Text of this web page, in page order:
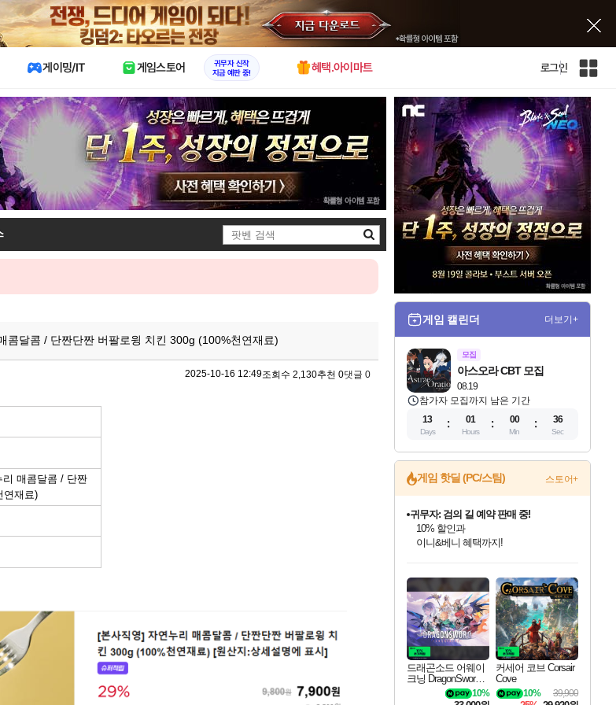
X
게이밍/IT 게임스토어
귀무자 신작
지금 예판 중!
혜택.아이마트 로그인
인
전
체
사
검
색
콤달콤 / 단짠단짠 버팔로윙 치킨 300g (100%천연재료)
2025-10-16 12:49조회수 2,130추천 0댓글 0
리 매콤달콤 / 단짠
연재료)
게임 캘린더 더보기+
모집
08.19
아스오라 CBT 모집
참가자 모집까지 남은 기간
13
Days
01
Hours
00
Min
35
Sec
게임 핫딜 (PC/스팀) 스토어+
네이버혜택과 함께 만나보세요!
50%할인&추가 적립까지!
귀무자: 검의 길 예약 판매 중!
이니&베니 혜택까지!
비스트 오브 리인카네이션 정식 출시!
게임프릭 신작 IP
할인&네이버혜택으로 만나보세요!
네이버페이 혜택과 만나보세요!
40주년 프로모션으로 만나보세요!
네이버 포인트 혜택까지!
할인가에 만나보세요!
일부 에디션 상시 할인!
혜택으로 예약 판매 중
편안하게 충전하세요
드래곤소드 어웨이
크닝 DragonSword A
10%
커세어 코브 Corsair
Cove
39,900
10%